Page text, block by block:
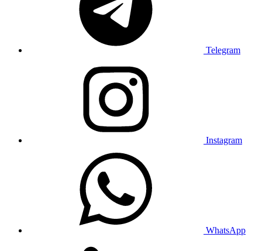
Telegram
Instagram
WhatsApp